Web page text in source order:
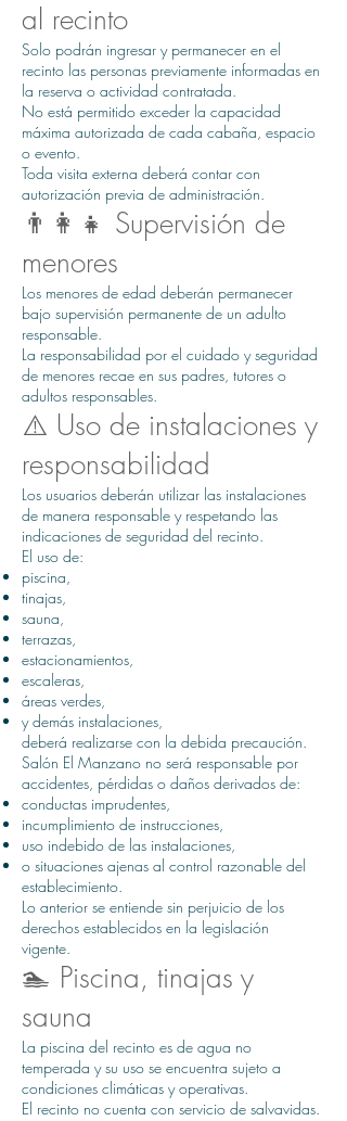
al recinto
Solo podrán ingresar y permanecer en el
recinto las personas previamente informadas en
la reserva o actividad contratada.
No está permitido exceder la capacidad
máxima autorizada de cada cabaña, espacio
o evento.
Toda visita externa deberá contar con
autorización previa de administración.
👨‍👩‍👧 Supervisión de
menores
Los menores de edad deberán permanecer
bajo supervisión permanente de un adulto
responsable.
La responsabilidad por el cuidado y seguridad
de menores recae en sus padres, tutores o
adultos responsables.
⚠️ Uso de instalaciones y
responsabilidad
Los usuarios deberán utilizar las instalaciones
de manera responsable y respetando las
indicaciones de seguridad del recinto.
El uso de:
piscina,
tinajas,
sauna,
terrazas,
estacionamientos,
escaleras,
áreas verdes,
y demás instalaciones,
deberá realizarse con la debida precaución.
Salón El Manzano no será responsable por
accidentes, pérdidas o daños derivados de:
conductas imprudentes,
incumplimiento de instrucciones,
uso indebido de las instalaciones,
o situaciones ajenas al control razonable del
establecimiento.
Lo anterior se entiende sin perjuicio de los
derechos establecidos en la legislación
vigente.
🏊 Piscina, tinajas y
sauna
La piscina del recinto es de agua no
temperada y su uso se encuentra sujeto a
condiciones climáticas y operativas.
El recinto no cuenta con servicio de salvavidas.